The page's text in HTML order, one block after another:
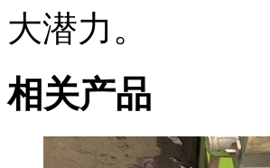
大潜力。
相关产品